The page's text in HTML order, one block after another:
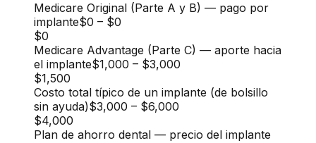
Medicare Original (Parte A y B) — pago por
implante$0 – $0
$0
Medicare Advantage (Parte C) — aporte hacia
el implante$1,000 – $3,000
$1,500
Costo total típico de un implante (de bolsillo
sin ayuda)$3,000 – $6,000
$4,000
Plan de ahorro dental — precio del implante